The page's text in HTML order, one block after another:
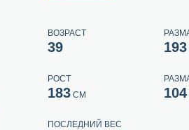
ВОЗРАСТ
39 193
РОСТ
183СМ 104
ПОСЛЕДНИЙ ВЕС